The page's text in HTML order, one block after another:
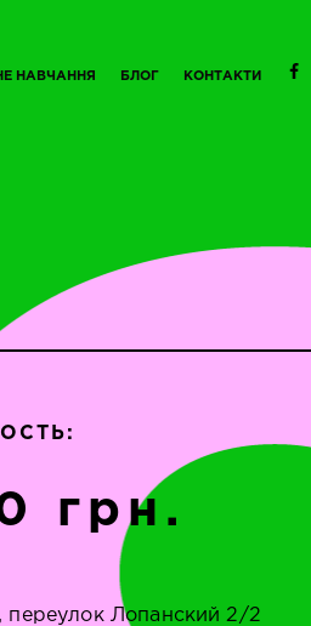
НАВЧАННЯ БЛОГ КОНТАКТИ
грн.
переулок Лопанский 2/2